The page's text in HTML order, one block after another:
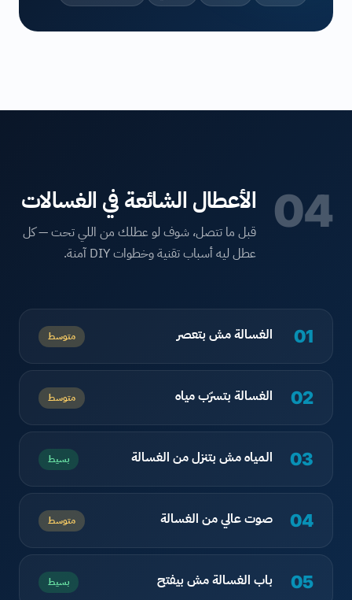
04 الأعطال الشائعة في الغسالات
قبل ما تتصل، شوف لو عطلك من اللي تحت — كل
عطل ليه أسباب تقنية وخطوات DIY آمنة.
01 الغسالة مش بتعصر متوسط
02 الغسالة بتسرّب مياه متوسط
03 المياه مش بتنزل من الغسالة بسيط
04 صوت عالي من الغسالة متوسط
05 باب الغسالة مش بيفتح بسيط